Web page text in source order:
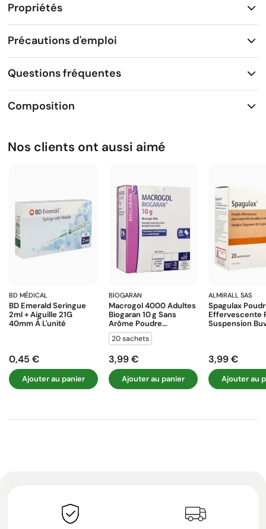
Propriétés
Précautions d'emploi
Questions fréquentes
Composition
Nos clients ont aussi aimé
BD MÉDICAL
BD Emerald Seringue
2ml + Aiguille 21G
40mm À L'unité
Prix
0,45 €
Ajouter au panier
BIOGARAN
Macrogol 4000 Adultes
Biogaran 10 G Sans
Arôme Poudre...
20 sachets
Prix
3,99 €
Ajouter au panier
ALMIRALL SAS
Spagulax
Effervescente
Suspension
Prix
3,99 €
Ajouter au